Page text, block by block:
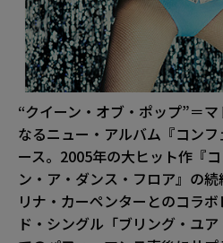
“クイーン・オブ・ポップ”＝
なるニュー・アルバム『コン
ース。2005年の大ヒット作『
ン・ア・ダンス・フロア』の
リナ・カーペンターとのコラ
ド・シングル「ブリング・ユ